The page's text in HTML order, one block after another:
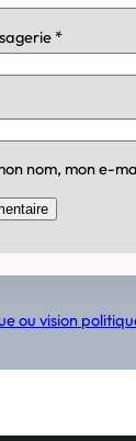
*
nom, mon e-
ou vision